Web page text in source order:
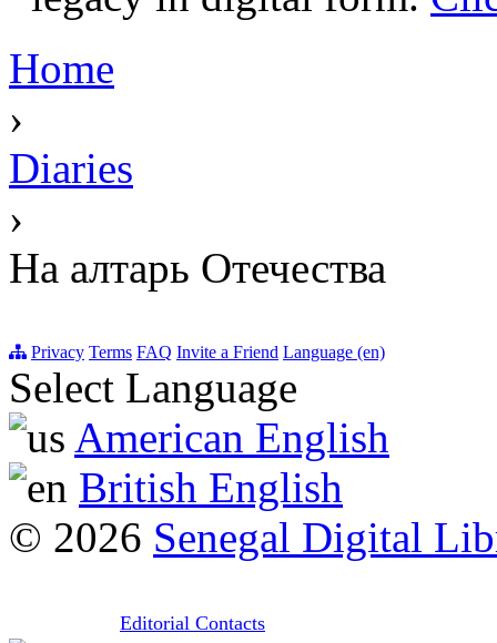
Home
›
Diaries
›
На алтарь Отечества
Privacy Terms FAQ Invite a Friend Language (en)
Select Language
American English
British English
© 2026 Senegal Digital
Editorial Contacts